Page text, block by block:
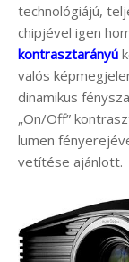
technológiájú,
chipjével igen
kontrasztarányú
valós
dinamikus
„On/Off”
lumen
vetítése ajánlott.